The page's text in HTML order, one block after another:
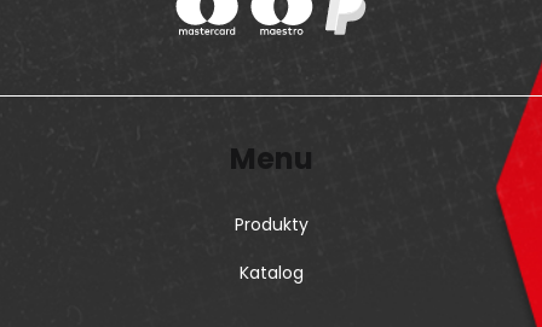
Menu
Produkty
Katalog